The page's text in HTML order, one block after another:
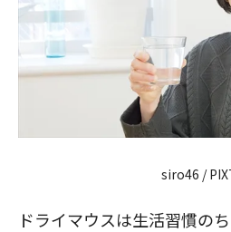
siro46 /
ドライマウスは生活習慣の